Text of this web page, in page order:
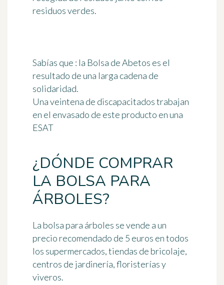
residuos verdes.
Sabías que : la Bolsa de Abetos es el
resultado de una larga cadena de
solidaridad.
Una veintena de discapacitados trabajan
en el envasado de este producto en una
ESAT
¿DÓNDE COMPRAR
LA BOLSA PARA
ÁRBOLES?
La bolsa para árboles se vende a un
precio recomendado de 5 euros en todos
los supermercados, tiendas de bricolaje,
centros de jardinería, floristerías y
viveros.